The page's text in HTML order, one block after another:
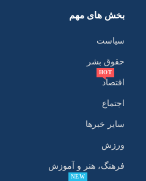
بخش های مهم
سیاست
حقوق بشر
اقتصاد
HOT
اجتماع
سایر خبرها
ورزش
فرهنگ، هنر و آموزش
NEW